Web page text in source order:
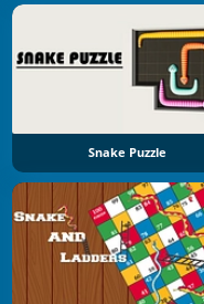
Snake Puzzle